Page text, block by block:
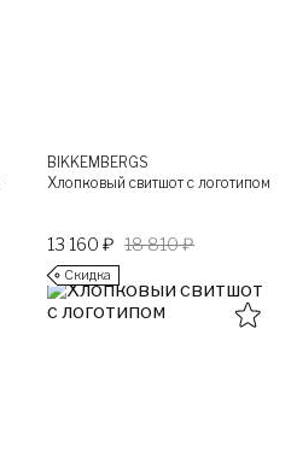
BIKKEMBERGS
Хлопковый свитшот с логотипом
13 160 ₽ 18 810 ₽
Скидка